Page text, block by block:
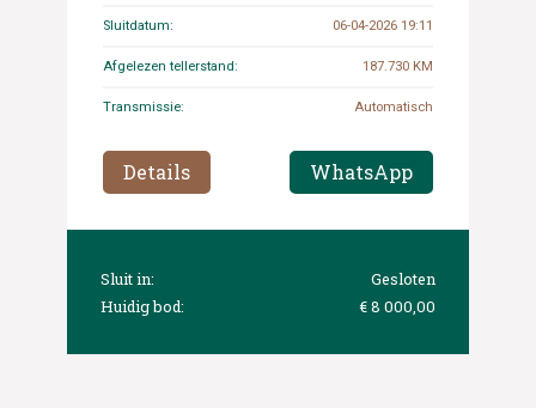
Sluitdatum: 06-04-2026 19:11
Afgelezen tellerstand: 187.730 KM
Transmissie: Automatisch
Details WhatsApp
Sluit in:
Gesloten
Huidig bod:
€ 8 000,00